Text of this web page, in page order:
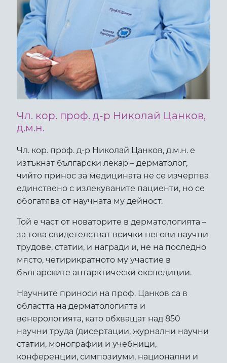
Чл. кор. проф. д-р Николай Цанков,
д.м.н.
Чл. кор. проф. д-р Николай Цанков, д.м.н. е
изтъкнат български лекар – дерматолог,
чийто принос за медицината не се изчерпва
единствено с излекуваните пациенти, но се
обогатява от научната му дейност.
Той е част от новаторите в дерматологията –
за това свидетелстват всички негови научни
трудове, статии, и награди и, не на последно
място, четирикратното му участие в
българските антарктически експедиции.
Научните приноси на проф. Цанков са в
областта на дерматологията и
венерологията, като обхващат над 850
научни труда (дисертации, журнални научни
статии, монографии и учебници,
конференции, симпозиуми, национални и